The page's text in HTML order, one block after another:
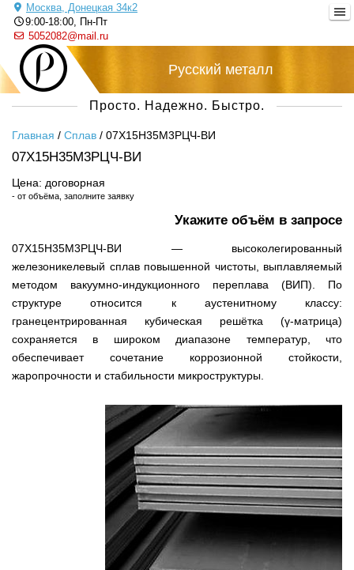
Москва, Донецкая 34к2
9:00-18:00, Пн-Пт
5052082@mail.ru
Русский металл
Просто. Надежно. Быстро.
Главная / Сплав / 07Х15Н35М3РЦЧ-ВИ
07Х15Н35М3РЦЧ-ВИ
Цена: договорная
- от объёма, заполните заявку
Укажите объём в запросе
07Х15Н35М3РЦЧ-ВИ — высоколегированный
железоникелевый сплав повышенной чистоты, выплавляемый
методом вакуумно-индукционного переплава (ВИП). По
структуре относится к аустенитному классу:
гранецентрированная кубическая решётка (γ-матрица)
сохраняется в широком диапазоне температур, что
обеспечивает сочетание коррозионной стойкости,
жаропрочности и стабильности микроструктуры.